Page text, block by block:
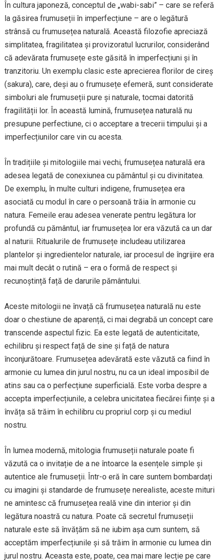
În cultura japoneză, conceptul de „wabi-sabi” – care se referă
la găsirea frumuseții în imperfecțiune – are o legătură
strânsă cu frumusețea naturală. Această filozofie apreciază
simplitatea, fragilitatea și provizoratul lucrurilor, considerând
că adevărata frumusețe este găsită în imperfecțiuni și în
tranzitoriu. Un exemplu clasic este aprecierea florilor de cireș
(sakura), care, deși au o frumusețe efemeră, sunt considerate
simboluri ale frumuseții pure și naturale, tocmai datorită
fragilității lor. În această lumină, frumusețea naturală nu
presupune perfectiune, ci o acceptare a trecerii timpului și a
imperfecțiunilor care vin cu acesta.
În tradițiile și mitologiile mai vechi, frumusețea naturală era
adesea legată de conexiunea cu pământul și cu divinitatea.
De exemplu, în multe culturi indigene, frumusețea era
asociată cu modul în care o persoană trăia în armonie cu
natura. Femeile erau adesea venerate pentru legătura lor
profundă cu pământul, iar frumusețea lor era văzută ca un dar
al naturii. Ritualurile de frumusețe includeau utilizarea
plantelor și ingredientelor naturale, iar procesul de îngrijire era
mai mult decât o rutină – era o formă de respect și
recunoștință față de darurile pământului.
Aceste mitologii ne învață că frumusețea naturală nu este
doar o chestiune de aparență, ci mai degrabă un concept care
transcende aspectul fizic. Ea este legată de autenticitate,
echilibru și respect față de sine și față de natura
înconjurătoare. Frumusețea adevărată este văzută ca fiind în
armonie cu lumea din jurul nostru, nu ca un ideal imposibil de
atins sau ca o perfecțiune superficială. Este vorba despre a
accepta imperfecțiunile, a celebra unicitatea fiecărei ființe și a
învăța să trăim în echilibru cu propriul corp și cu mediul
nostru.
În lumea modernă, mitologia frumuseții naturale poate fi
văzută ca o invitație de a ne întoarce la esențele simple și
autentice ale frumuseții. Într-o eră în care suntem bombardați
cu imagini și standarde de frumusețe nerealiste, aceste mituri
ne amintesc că frumusețea reală vine din interior și din
legătura noastră cu natura. Poate că secretul frumuseții
naturale este să învățăm să ne iubim așa cum suntem, să
acceptăm imperfecțiunile și să trăim în armonie cu lumea din
jurul nostru. Aceasta este, poate, cea mai mare lecție pe care